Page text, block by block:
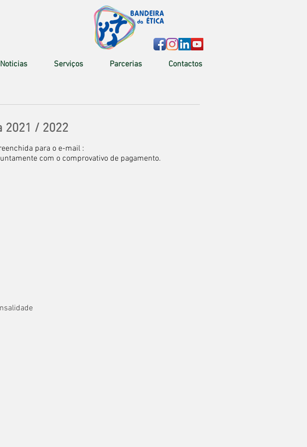
Noticias Serviços Parcerias Contactos
2021 / 2022
para o e-mail :
com o comprovativo de pagamento.